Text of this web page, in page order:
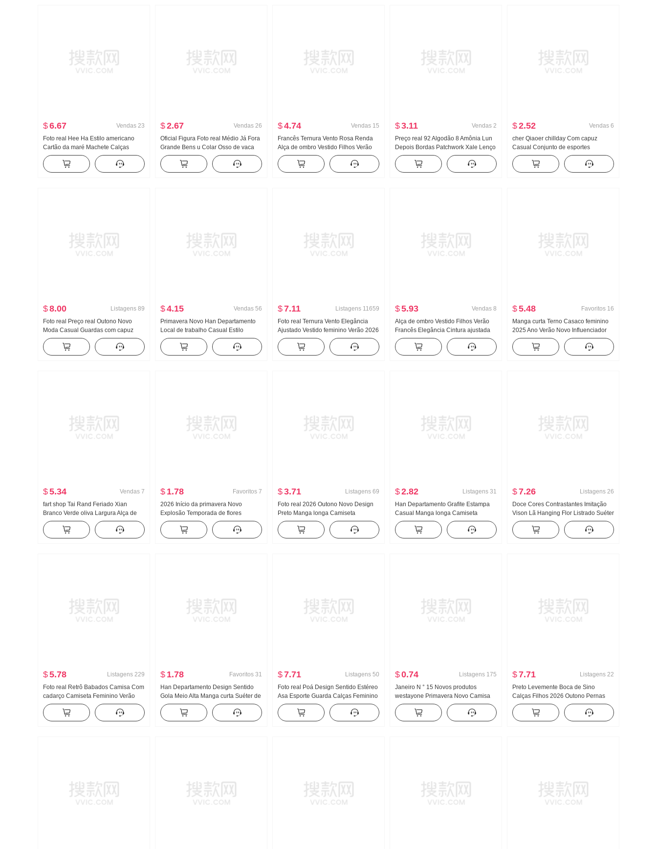
$6.67 Vendas 23
Foto real Hee Ha Estilo americano
Cartão da maré Machete Calças
jeans Solto Largura Pernas Casual
Calças
$2.67 Vendas 26
Oficial Figura Foto real Médio Já Fora
Grande Bens u Colar Osso de vaca
Fivela Caracteres de trabalho Regata
Alça de ombro Largura Pernas
Arrastar no chão Esporte Calça
$4.74 Vendas 15
Francês Ternura Vento Rosa Renda
Alça de ombro Vestido Filhos Verão
2026 Novo À beira-mar Férias
Elegância Vestido longo
$3.11 Vendas 2
Preço real 92 Algodão 8 Amônia Lun
Depois Bordas Patchwork Xale Lenço
de seda Ajustado Gola V Manga curta
Camiseta Feminino
$2.52 Vendas 6
cher Qiaoer chillday Com capuz
Casual Conjunto de esportes
Feminino Primavera Ombro de Fora
Casaco Calça boca de sino Conjunto
de três peças
$8.00 Listagens 89
Foto real Preço real Outono Novo
Moda Casual Guardas com capuz
Guarda Calças Efeito emagrecedor
Conjunto Conjunto de esportes
Feminino Estilo
$4.15 Vendas 56
Primavera Novo Han Departamento
Local de trabalho Casual Estilo
Conjunto Feminino Elegância
Listrado Camisa Cintura alta Saia
midi Conjunto de duas peças
$7.11 Listagens 11659
Foto real Ternura Vento Elegância
Ajustado Vestido feminino Verão 2026
Novo Manga bufante Saia
$5.93 Vendas 8
Alça de ombro Vestido Filhos Verão
Francês Elegância Cintura ajustada
Efeito emagrecedor Saia regata Saia
curta
$5.48 Favoritos 16
Manga curta Terno Casaco feminino
2025 Ano Verão Novo Influenciador
Commuting Para pessoas baixas
Ultra Modelo Curto Pequeno O terno
$5.34 Vendas 7
fart shop Tai Rand Feriado Xian
Branco Verde oliva Largura Alça de
Ombro Pit Artigo Vestido feminino
Primavera e verão Vestido longo
$ 1.78 Favoritos 7
2026 Início da primavera Novo
Explosão Temporada de flores
Gatinho Fofo Padrão Dentro Faixa de
roupa Peito Almofadas Efeito
emagrecedor Coletes feminino
$3.71 Listagens 69
Foto real 2026 Outono Novo Design
Preto Manga longa Camiseta
Feminino Inclinado Ombro Estilo
americano Garota estilosa Ombro
caído Ombro de Fora Top
$2.82 Listagens 31
Han Departamento Grafite Estampa
Casual Manga longa Camiseta
Proteção Solar Suéter Feminino
Primavera e verão Solto Descontraído
Vento frio Sentido Gola redonda Top
$7.26 Listagens 26
Doce Cores Contrastantes Imitação
Vison Lã Hanging Flor Listrado Suéter
Efeito emagrecedor Gola V Gola Polo
Renda Malha Cardigã
$5.78 Listagens 229
Foto real Retrô Babados Camisa Com
cadarço Camiseta Feminino Verão
Recorte vazado Renda Ajustado
Cintura ajustada Curto Top chic
$ 1.78 Favoritos 31
Han Departamento Design Sentido
Gola Meio Alta Manga curta Suéter de
Malha Feminino Outono 2024 Novo
Cor sólida Versátil Ajustado Efeito
emagrecedor Top
$7.71 Listagens 50
Foto real Poá Design Sentido Estéreo
Asa Esporte Guarda Calças Feminino
Novo Luz A. Vento Solto Reto Efeito
emagrecedor Calça casual
$0.74 Listagens 175
Janeiro N ° 15 Novos produtos
westayone Primavera Novo Camisa
feminino Design Sentido Han
Departamento Commuting Versátil
Camisa
$7.71 Listagens 22
Preto Levemente Boca de Sino
Calças Filhos 2026 Outono Pernas
bonitas Deus Calças Cintura alta
Supermodelo Calças Ajustado
Elasticidade Casual Boca de sino